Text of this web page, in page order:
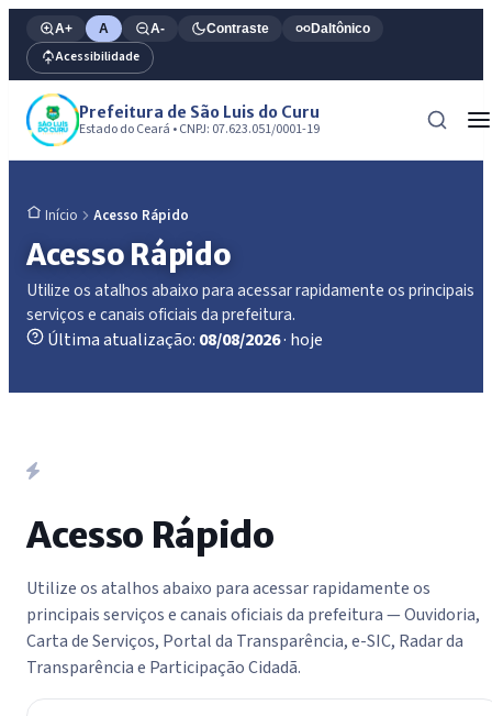
A+ A A- Contraste Daltônico
Acessibilidade
Prefeitura de São Luis do Curu
Estado do Ceará • CNPJ: 07.623.051/0001-19
Início Acesso Rápido
Acesso Rápido
Utilize os atalhos abaixo para acessar rapidamente os principais
serviços e canais oficiais da prefeitura.
Última atualização: 08/08/2026· hoje
Acesso Rápido
Utilize os atalhos abaixo para acessar rapidamente os
principais serviços e canais oficiais da prefeitura — Ouvidoria,
Carta de Serviços, Portal da Transparência, e-SIC, Radar da
Transparência e Participação Cidadã.